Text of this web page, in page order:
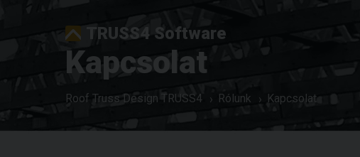
TRUSS4 Software
Kapcsolat
Roof Truss Design TRUSS4 Rólunk Kapcsolat